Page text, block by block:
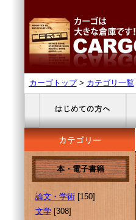
カーゴトップ> カテゴリ一覧
本・電子書籍
論文・学術[150]
文学[308]